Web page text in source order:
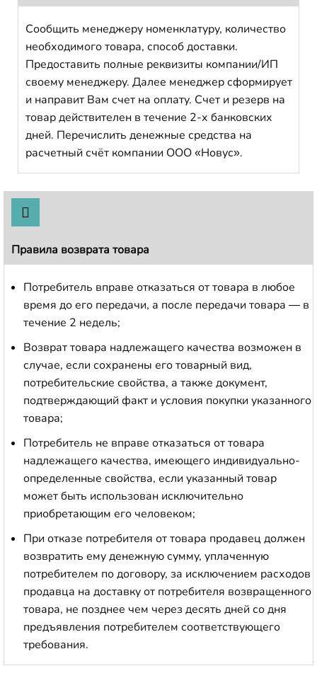
Сообщить менеджеру номенклатуру, количество
необходимого товара, способ доставки.
Предоставить полные реквизиты компании/ИП
своему менеджеру. Далее менеджер сформирует
и направит Вам счет на оплату. Счет и резерв на
товар действителен в течение 2-х банковских
дней. Перечислить денежные средства на
расчетный счёт компании ООО «Новус».
Правила возврата товара
Потребитель вправе отказаться от товара в любое
время до его передачи, а после передачи товара — в
течение 2 недель;
Возврат товара надлежащего качества возможен в
случае, если сохранены его товарный вид,
потребительские свойства, а также документ,
подтверждающий факт и условия покупки указанного
товара;
Потребитель не вправе отказаться от товара
надлежащего качества, имеющего индивидуально-
определенные свойства, если указанный товар
может быть использован исключительно
приобретающим его человеком;
При отказе потребителя от товара продавец должен
возвратить ему денежную сумму, уплаченную
потребителем по договору, за исключением расходов
продавца на доставку от потребителя возвращенного
товара, не позднее чем через десять дней со дня
предъявления потребителем соответствующего
требования.